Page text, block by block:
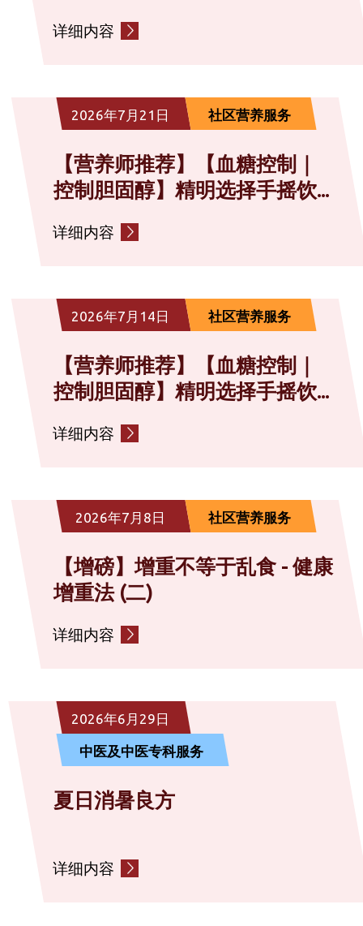
详细内容
2026年7月21日 社区营养服务
【营养师推荐】【血糖控制｜
控制胆固醇】精明选择手摇饮...
详细内容
2026年7月14日 社区营养服务
【营养师推荐】【血糖控制｜
控制胆固醇】精明选择手摇饮...
详细内容
2026年7月8日 社区营养服务
【增磅】增重不等于乱食 - 健康
增重法 (二)
详细内容
2026年6月29日
中医及中医专科服务
夏日消暑良方
详细内容